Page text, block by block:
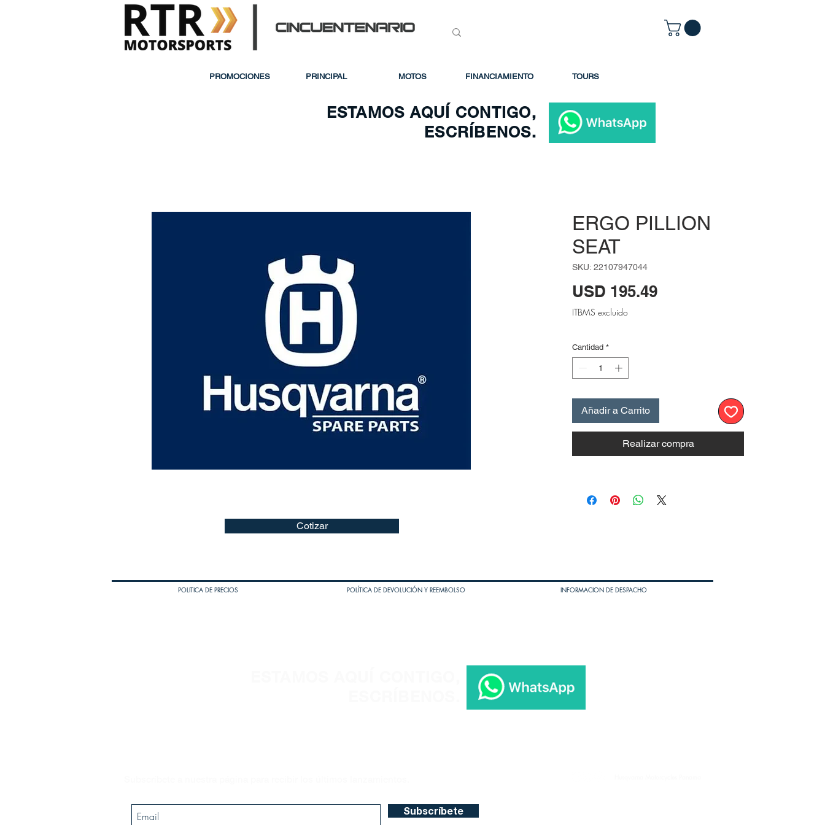
PROMOCIONES PRINCIPAL MOTOS FINANCIAMIENTO TOURS
ERGO PILLION
SEAT
SKU: 22107947044
USD 195.49Precio
ITBMS excluido
Cantidad *
Añadir a Carrito
Realizar compra
ESTAMOS AQUÍ CONTIGO,
ESCRÍBENOS.
Cotizar
POLITICA DE PRECIOS POLÍTICA DE DEVOLUCIÓN Y REEMBOLSO INFORMACION DE DESPACHO
Subscríbete